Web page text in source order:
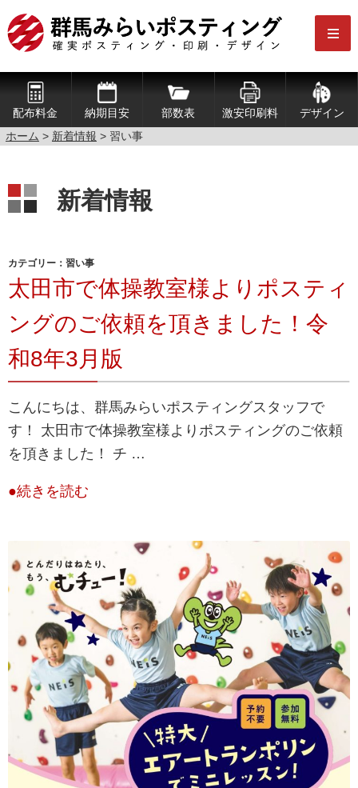
配布料金 納期目安 部数表 激安印刷料
デザイン
ホーム > 新着情報 > 習い事
新着情報
カテゴリー：習い事
太田市で体操教室様よりポスティ
ングのご依頼を頂きました！令
和8年3月版
こんにちは、群馬みらいポスティングスタッフで
す！ 太田市で体操教室様よりポスティングのご依頼
を頂きました！ チ …
●続きを読む